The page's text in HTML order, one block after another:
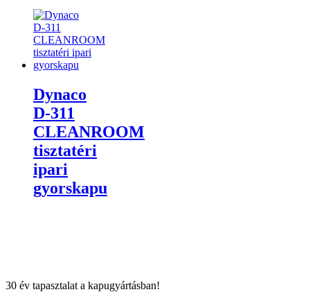
Dynaco
D-311
CLEANROOM
tisztatéri
ipari
gyorskapu
30 év tapasztalat a kapugyártásban!